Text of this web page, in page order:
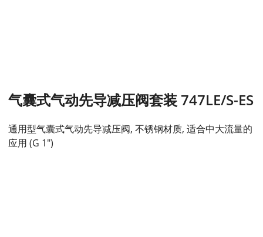
气囊式气动先导减压阀套装 747LE/S-ES
通用型气囊式气动先导减压阀, 不锈钢材质, 适合中大流量的
应用 (G 1")